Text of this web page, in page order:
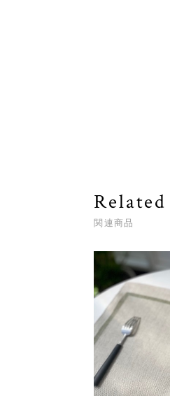
関連商品